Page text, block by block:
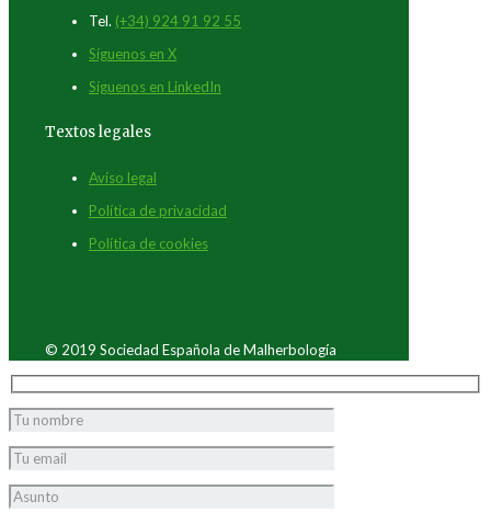
Tel. (+34) 924 91 92 55
Síguenos en X
Síguenos en LinkedIn
Textos legales
Aviso legal
Política de privacidad
Política de cookies
© 2019 Sociedad Española de Malherbología